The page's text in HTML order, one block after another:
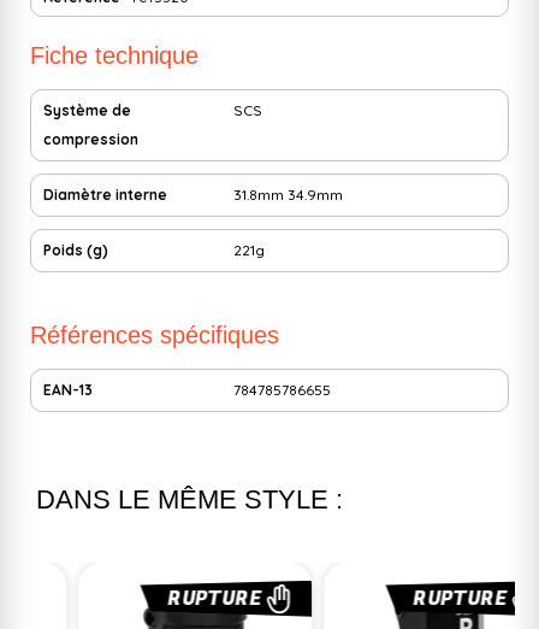
Fiche technique
Système de
compression
SCS
Diamètre interne 31.8mm 34.9mm
Poids (g) 221g
Références spécifiques
EAN-13 784785786655
DANS LE MÊME STYLE :
RUPTURE RUPTURE